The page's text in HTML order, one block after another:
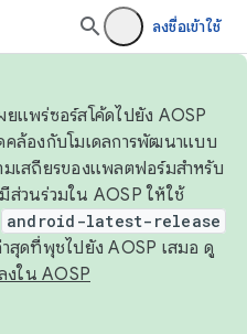
ลงชื่อเข้าใช้
แพร่ซอร์สโค้ดไปยัง AOSP
ล้องกับโมเดลการพัฒนาแบบ
เสถียรของแพลตฟอร์มสำหรับ
ส่วนร่วมใน AOSP ให้ใช้
android-latest-release
สุดที่พุชไปยัง AOSP เสมอ ดู
งใน AOSP